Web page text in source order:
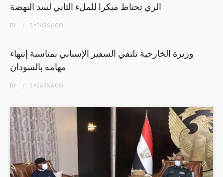
الري تحتاط مبكرا للملء الثاني لسد النهضة
BY 5 YEARSAGO
وزيرة الخارجية تلتقي السفير الإسباني بمناسبة إنتهاء
مهامه بالسودان
BY 5 YEARSAGO